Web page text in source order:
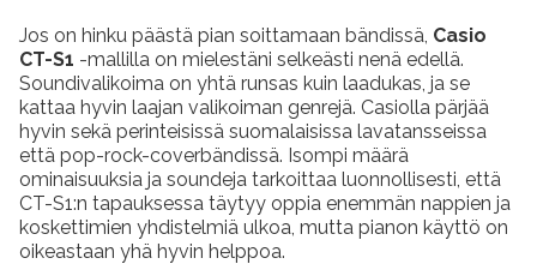
Jos on hinku päästä pian soittamaan bändissä, Casio
CT-S1 -mallilla on mielestäni selkeästi nenä edellä.
Soundivalikoima on yhtä runsas kuin laadukas, ja se
kattaa hyvin laajan valikoiman genrejä. Casiolla pärjää
hyvin sekä perinteisissä suomalaisissa lavatansseissa
että pop-rock-coverbändissä. Isompi määrä
ominaisuuksia ja soundeja tarkoittaa luonnollisesti, että
CT-S1:n tapauksessa täytyy oppia enemmän nappien ja
koskettimien yhdistelmiä ulkoa, mutta pianon käyttö on
oikeastaan yhä hyvin helppoa.